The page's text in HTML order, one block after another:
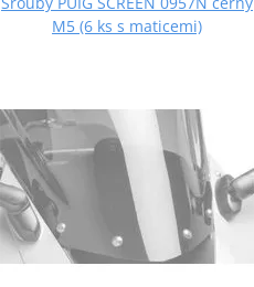
M5 (6 ks s maticemi)